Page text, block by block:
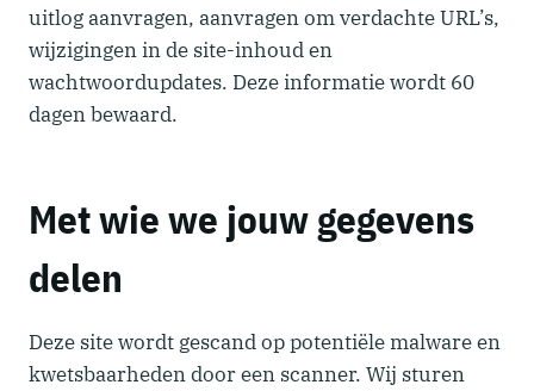
uitlog aanvragen, aanvragen om verdachte URL’s,
wijzigingen in de site-inhoud en
wachtwoordupdates. Deze informatie wordt 60
dagen bewaard.
Met wie we jouw gegevens
delen
Deze site wordt gescand op potentiële malware en
kwetsbaarheden door een scanner. Wij sturen